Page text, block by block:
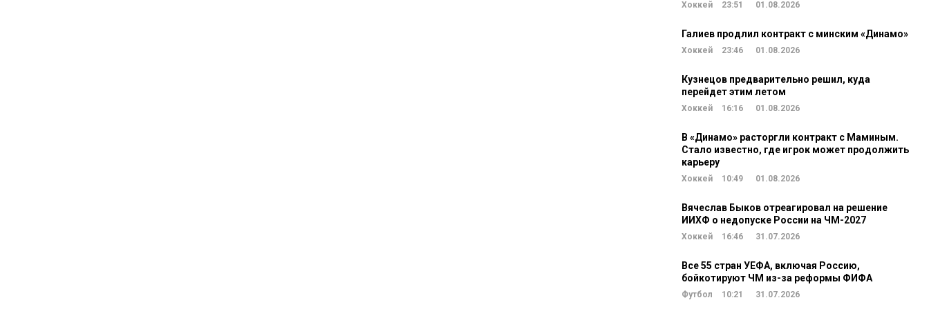
Хоккей 23:51 01.08.2026
Галиев продлил контракт с минским «Динамо»
Хоккей 23:46 01.08.2026
Кузнецов предварительно решил, куда
перейдет этим летом
Хоккей 16:16 01.08.2026
В «Динамо» расторгли контракт с Маминым.
Стало известно, где игрок может продолжить
карьеру
Хоккей 10:49 01.08.2026
Вячеслав Быков отреагировал на решение
ИИХФ о недопуске России на ЧМ-2027
Хоккей 16:46 31.07.2026
Все 55 стран УЕФА, включая Россию,
бойкотируют ЧМ из-за реформы ФИФА
Футбол 10:21 31.07.2026